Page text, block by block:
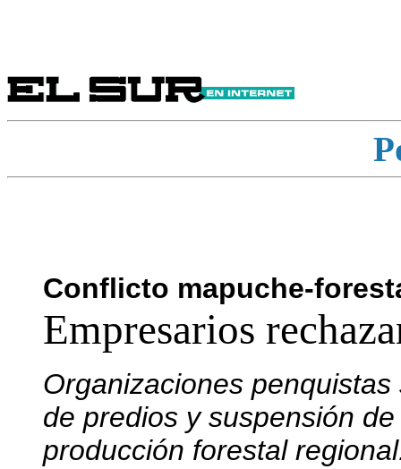
Conflicto mapuche-
Empresarios
Organizaciones
de predios y suspensión
producción forestal